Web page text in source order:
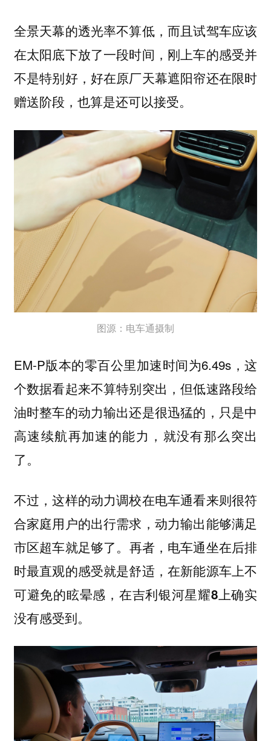
全景天幕的透光率不算低，而且试驾车应该
在太阳底下放了一段时间，刚上车的感受并
不是特别好，好在原厂天幕遮阳帘还在限时
赠送阶段，也算是还可以接受。
图源：电车通摄制
EM-P版本的零百公里加速时间为6.49s，这
个数据看起来不算特别突出，但低速路段给
油时整车的动力输出还是很迅猛的，只是中
高速续航再加速的能力，就没有那么突出
了。
不过，这样的动力调校在电车通看来则很符
合家庭用户的出行需求，动力输出能够满足
市区超车就足够了。 再者，电车通坐在后排
时最直观的感受就是舒适，在新能源车上不
可避免的眩晕感，在吉利银河星耀8上确实
没有感受到。